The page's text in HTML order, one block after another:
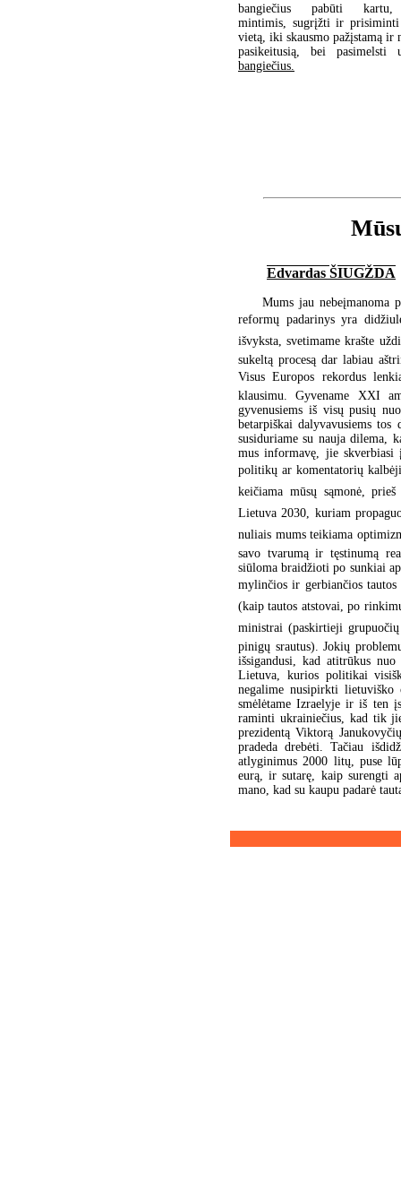
bangiečius pabūti kartu,
mintimis, sugrįžti ir prisiminti
vietą, iki skausmo pažįstamą ir
pasikeitusią, bei pasimelsti
bangiečius.
Edvardas ŠIUGŽDA
Mums jau nebeįmanoma
reformų padarinys yra
išvyksta, svetimame krašte
sukeltą procesą dar labiau
Visus Europos rekordus
klausimu. Gyvename XXI
gyvenusiems iš visų pusių
betarpiškai dalyvavusiems
susiduriame su nauja dilema,
mus informavę, jie skverbiasi
politikų ar komentatorių
keičiama mūsų sąmonė,
Lietuva 2030, kuriam
nuliais mums teikiama
savo tvarumą ir tęstinumą
siūloma braidžioti po sunkiai
mylinčios ir gerbiančios
(kaip tautos atstovai, po
ministrai (paskirtieji grupuočių
pinigų srautus). Jokių
išsigandusi, kad atitrūkus
Lietuva, kurios politikai
negalime nusipirkti
smėlėtame Izraelyje ir iš ten
raminti ukrainiečius, kad tik
prezidentą Viktorą
pradeda drebėti. Tačiau
atlyginimus 2000 litų, puse
eurą, ir sutarę, kaip surengti
mano, kad su kaupu padarė